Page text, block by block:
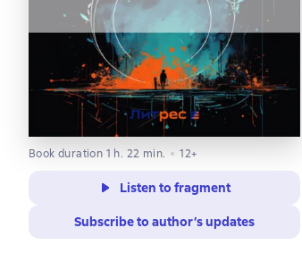
Book duration 1 h. 22 min. 12+
Listen to fragment
Subscribe to author’s updates